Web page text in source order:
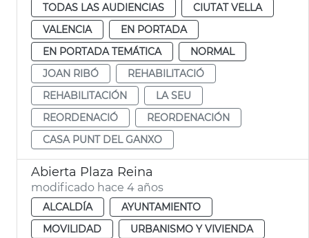
TODAS LAS AUDIENCIAS
CIUTAT VELLA
VALENCIA
EN PORTADA
EN PORTADA TEMÁTICA
NORMAL
JOAN RIBÓ
REHABILITACIÓ
REHABILITACIÓN
LA SEU
REORDENACIÓ
REORDENACIÓN
CASA PUNT DEL GANXO
Abierta Plaza Reina
modificado hace 4 años
ALCALDÍA
AYUNTAMIENTO
MOVILIDAD
URBANISMO Y VIVIENDA